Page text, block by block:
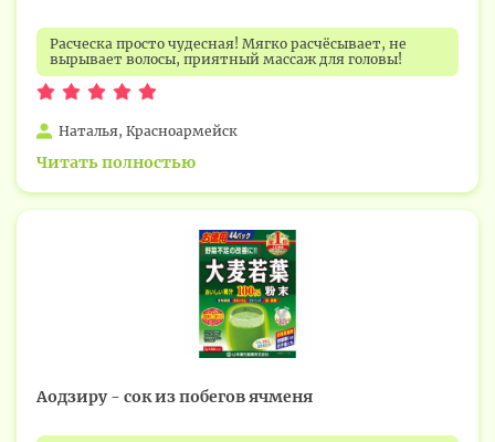
Расческа просто чудесная! Мягко расчёсывает, не
вырывает волосы, приятный массаж для головы!
Наталья, Красноармейск
Читать полностью
Аодзиру - сок из побегов ячменя